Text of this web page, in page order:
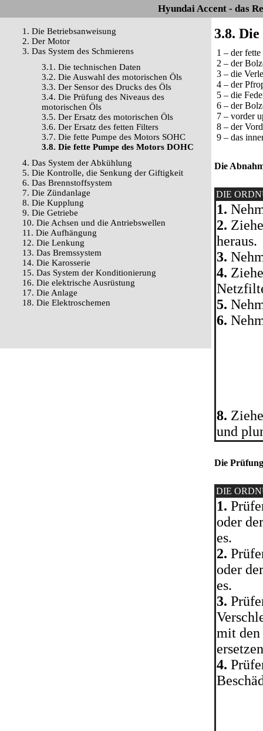
Hyundai Accent - das
1. Die Betriebsanweisung
2. Der Motor
3. Das System des Schmierens
3.1. Die technischen Daten
3.2. Die Auswahl des motorischen Öls
3.3. Der Sensor des Drucks des Öls
3.4. Die Prüfung des Niveaus des
motorischen Öls
3.5. Der Ersatz des motorischen Öls
3.6. Der Ersatz des fetten Filters
3.7. Die fette Pumpe des Motors SOHC
3.8. Die fette Pumpe des Motors DOHC
4. Das System der Abkühlung
5. Die Kontrolle, die Senkung der Giftigkeit
6. Das Brennstoffsystem
7. Die Zündanlage
8. Die Kupplung
9. Die Getriebe
10. Die Achsen und die Antriebswellen
11. Die Aufhängung
12. Die Lenkung
13. Das Bremssystem
14. Die Karosserie
15. Das System der Konditionierung
16. Die elektrische Ausrüstung
17. Die Anlage
18. Die Elektroschemen
3.8.
1 – der
2 – der
3 – die
4 – der
5 – die
6 – der
7 – vorder
8 – der
9 – das
Die
DIE
1.
2.
heraus.
3.
4.
5.
6.
8.
und
Die Prüfung
DIE
1.
oder
es.
2.
oder
es.
3.
mit den
4.